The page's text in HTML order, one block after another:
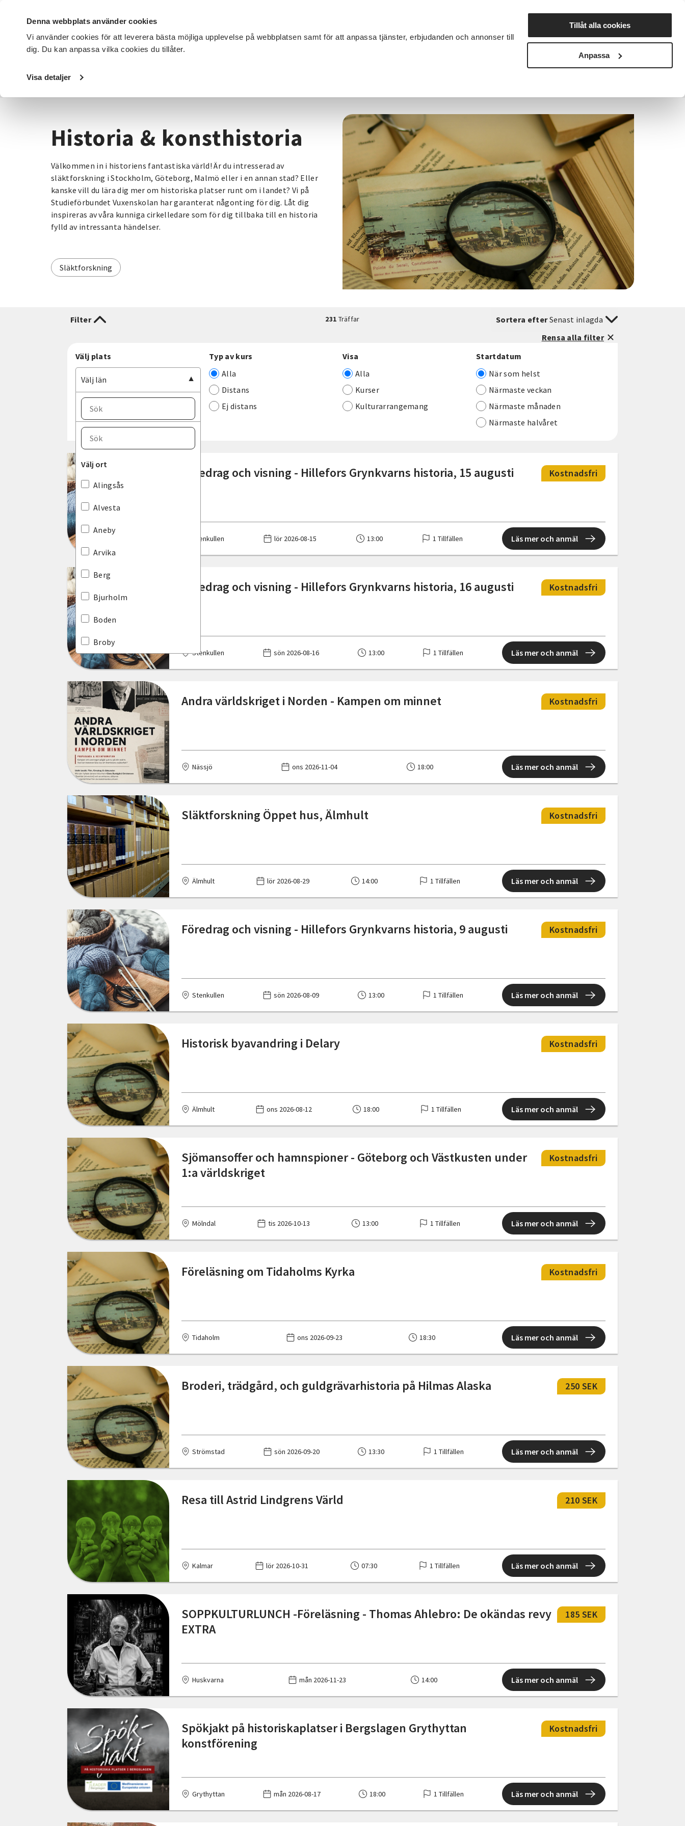
Denna webbplats använder cookies
Vi använder cookies för att leverera bästa möjliga upplevelse på webbplatsen samt för att anpassa tjänster, erbjudanden och annonser till
dig. Du kan anpassa vilka cookies du tillåter.
Visa detaljer
Tillåt alla cookies
Anpassa
DET HÄR GÖR VI FÖR DIG SOM SÖK KURSER OCH EVENEMANG Nyheter Avdelningar
Startsida / Kurser och evenemang
Historia & konsthistoria
Välkommen in i historiens fantastiska värld! Är du intresserad av
släktforskning i Stockholm, Göteborg, Malmö eller i en annan stad? Eller
kanske vill du lära dig mer om historiska platser runt om i landet? Vi på
Studieförbundet Vuxenskolan har garanterat någonting för dig. Låt dig
inspireras av våra kunniga cirkelledare som för dig tillbaka till en historia
fylld av intressanta händelser.
Släktforskning
Filter 231 Träffar Sortera efterSenast inlagda
Rensa alla filter
Välj plats
Välj län
Välj län
Norrbottens län
Skåne län
Stockholms län
Södermanlands län
Uppsala län
Värmlands län
Västernorrlands län
Västmanlands län
Västra Götalands län
Örebro län
Välj ort
Välj ort
Alingsås
Alvesta
Aneby
Arvika
Berg
Bjurholm
Boden
Broby
Burlöv
Dals Långed
Dalum
Eksjö
Emmaboda
Eslöv
Falkenberg
Finnerödja
Gotland
Granbergsdal
Grythyttan
Gränna
Gullholmen
Gällö
Göteborg
Götene
Hallsberg
Halmstad
Hammarstrand
Hede
Henån
Hudiksvall
Huskvarna
Hällefors
Hälleviksstrand
Jönköping
Kalmar
Kramfors
Kumla
Kungälv
Kågeröd
Käringön
Laholm
Lerum
Lilla Edet
Lindesberg
Linköping
Luleå
Lödöse
Malmö
Mölndal
Norrköping
Nybro
Nässjö
Nösund
Olofström
Partille
Piteå
Typ av kurs
Alla
Distans
Ej distans
Visa
Alla
Kurser
Kulturarrangemang
Startdatum
När som helst
Närmaste veckan
Närmaste månaden
Närmaste halvåret
Föredrag och visning - Hillefors Grynkvarns historia, 15 augusti Kostnadsfri
Stenkullen lör 2026-08-15 13:00 1 Tillfällen Läs mer och anmäl
Föredrag och visning - Hillefors Grynkvarns historia, 16 augusti Kostnadsfri
Stenkullen sön 2026-08-16 13:00 1 Tillfällen Läs mer och anmäl
Andra världskriget i Norden - Kampen om minnet Kostnadsfri
Nässjö ons 2026-11-04 18:00 Läs mer och anmäl
Släktforskning Öppet hus, Älmhult Kostnadsfri
Älmhult lör 2026-08-29 14:00 1 Tillfällen Läs mer och anmäl
Föredrag och visning - Hillefors Grynkvarns historia, 9 augusti Kostnadsfri
Stenkullen sön 2026-08-09 13:00 1 Tillfällen Läs mer och anmäl
Historisk byavandring i Delary Kostnadsfri
Älmhult ons 2026-08-12 18:00 1 Tillfällen Läs mer och anmäl
Sjömansoffer och hamnspioner - Göteborg och Västkusten under
1:a världskriget
Kostnadsfri
Mölndal tis 2026-10-13 13:00 1 Tillfällen Läs mer och anmäl
Föreläsning om Tidaholms Kyrka Kostnadsfri
Tidaholm ons 2026-09-23 18:30 Läs mer och anmäl
Broderi, trädgård, och guldgrävarhistoria på Hilmas Alaska 250 SEK
Strömstad sön 2026-09-20 13:30 1 Tillfällen Läs mer och anmäl
Resa till Astrid Lindgrens Värld 210 SEK
Kalmar lör 2026-10-31 07:30 1 Tillfällen Läs mer och anmäl
SOPPKULTURLUNCH -Föreläsning - Thomas Ahlebro: De okändas revy
EXTRA
185 SEK
Huskvarna mån 2026-11-23 14:00 Läs mer och anmäl
Spökjakt på historiskaplatser i Bergslagen Grythyttan
konstförening
Kostnadsfri
Grythyttan mån 2026-08-17 18:00 1 Tillfällen Läs mer och anmäl